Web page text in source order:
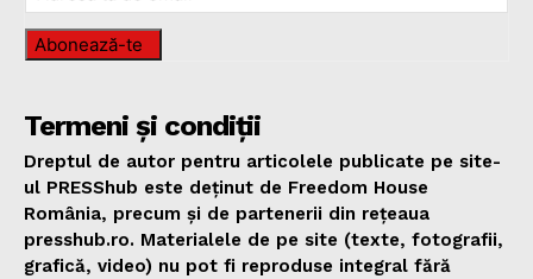
Abonează-te
Termeni și condiții
Dreptul de autor pentru articolele publicate pe site-
ul PRESShub este deținut de Freedom House
România, precum și de partenerii din rețeaua
presshub.ro. Materialele de pe site (texte, fotografii,
grafică, video) nu pot fi reproduse integral fără